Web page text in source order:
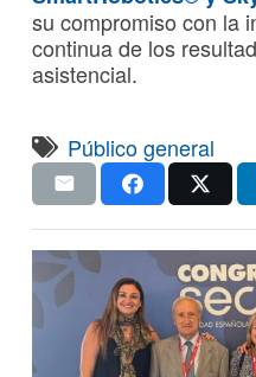
su compromiso con la
continua de los
asistencial.
Público general